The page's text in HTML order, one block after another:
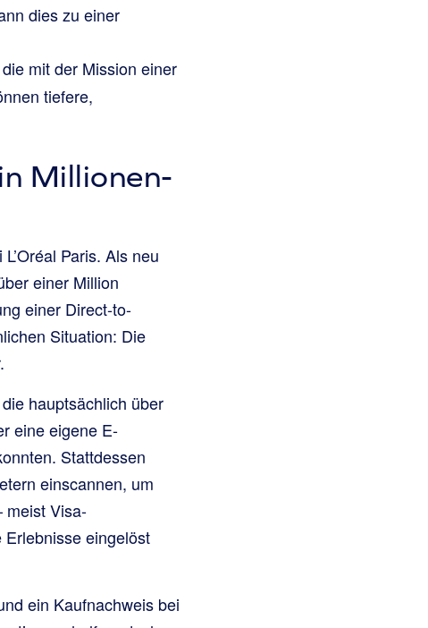
dies zu einer
mit der Mission einer
tiefere,
Millionen-
Paris. Als neu
einer Million
einer Direct-to-
Situation: Die
hauptsächlich über
eine eigene E-
Stattdessen
einscannen, um
meist Visa-
eingelöst
ein Kaufnachweis bei